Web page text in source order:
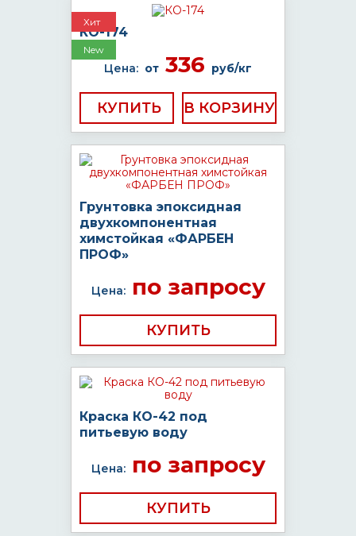
Хит
New
КО-174
Цена: от 336 руб/кг
КУПИТЬ
Грунтовка эпоксидная
двухкомпонентная
химстойкая «ФАРБЕН
ПРОФ»
Цена:по запросу
КУПИТЬ
Краска КО-42 под
питьевую воду
Цена:по запросу
КУПИТЬ